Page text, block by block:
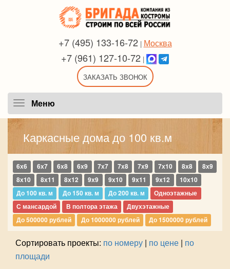
+7 (495) 133-16-72 | Москва
+7 (961) 127-10-72 |
ЗАКАЗАТЬ ЗВОНОК
Меню
Каркасные дома до 100 кв.м
6х6 6х7 6х8 6х9 7х7 7х8 7х9 7х10 8х8
8х9
8х10
8х11 8х12 9х9 9х10 9х11 9х12
10х10
До 100 кв. м
До 150 кв. м До 200 кв. м
Одноэтажные
С мансардой
В полтора этажа
Двухэтажные
До 500000 рублей
До 1000000 рублей До 1500000 рублей
Сортировать проекты: по номеру | по цене | по
площади